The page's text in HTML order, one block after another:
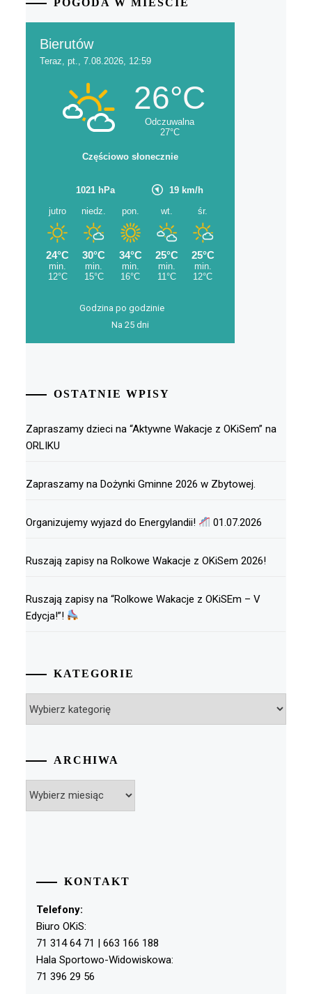
Godzina po godzinie
Na 25 dni
OSTATNIE WPISY
Zapraszamy dzieci na “Aktywne Wakacje z OKiSem” na
ORLIKU
Zapraszamy na Dożynki Gminne 2026 w Zbytowej.
Organizujemy wyjazd do Energylandii! 01.07.2026
Ruszają zapisy na Rolkowe Wakacje z OKiSem 2026!
Ruszają zapisy na “Rolkowe Wakacje z OKiSEm – V
Edycja!”!
KATEGORIE
ARCHIWA
KONTAKT
Telefony:
Biuro OKiS:
71 314 64 71 | 663 166 188
Hala Sportowo-Widowiskowa:
71 396 29 56